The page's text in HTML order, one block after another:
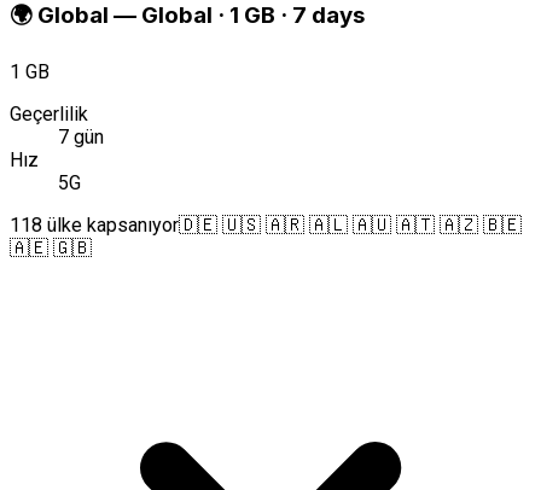
🌍 Global — Global · 1 GB · 7 days
1 GB
Geçerlilik
7 gün
Hız
5G
118 ülke kapsanıyor🇩🇪 🇺🇸 🇦🇷 🇦🇱 🇦🇺 🇦🇹 🇦🇿 🇧🇪
🇦🇪 🇬🇧